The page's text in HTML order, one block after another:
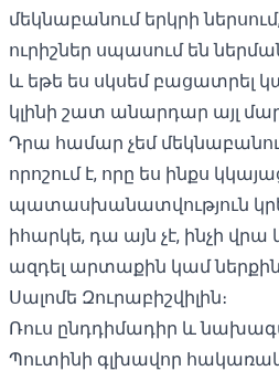
մեկնաբանում երկրի
ուրիշներ սպասում են
և եթե ես սկսեմ բացատրել
կլինի շատ անարդար այլ
Դրա համար չեմ
որոշում է, որը ես ինքս
պատասխանատվություն
իհարկե, դա այն չէ, ինչի վրա
ազդել արտաքին կամ ներքին
Սալոմե Զուրաբիշվիլին։
Ռուս ընդդիմադիր և
Պուտինի գլխավոր